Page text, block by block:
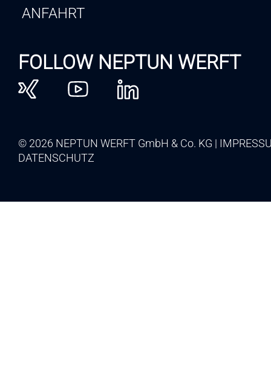
ANFAHRT
FOLLOW NEPTUN WERFT
© 2026 NEPTUN WERFT GmbH & Co. KG
DATENSCHUTZ